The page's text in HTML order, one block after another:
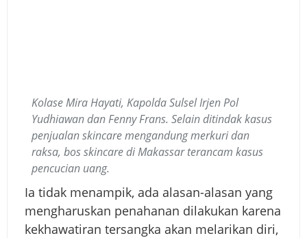
Kolase Mira Hayati, Kapolda Sulsel Irjen Pol
Yudhiawan dan Fenny Frans. Selain ditindak kasus
penjualan skincare mengandung merkuri dan
raksa, bos skincare di Makassar terancam kasus
pencucian uang.
Ia tidak menampik, ada alasan-alasan yang
mengharuskan penahanan dilakukan karena
kekhawatiran tersangka akan melarikan diri,